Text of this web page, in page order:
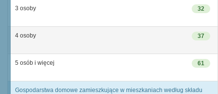
32
3 osoby
37
4 osoby
61
5 osób i więcej
Gospodarstwa domowe zamieszkujące w mieszkaniach według składu